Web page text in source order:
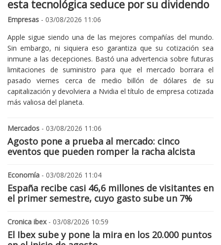
esta tecnológica seduce por su dividendo
Empresas - 03/08/2026 11:06
Apple sigue siendo una de las mejores compañías del mundo.
Sin embargo, ni siquiera eso garantiza que su cotización sea
inmune a las decepciones. Bastó una advertencia sobre futuras
limitaciones de suministro para que el mercado borrara el
pasado viernes cerca de medio billón de dólares de su
capitalización y devolviera a Nvidia el título de empresa cotizada
más valiosa del planeta.
Mercados - 03/08/2026 11:06
Agosto pone a prueba al mercado: cinco
eventos que pueden romper la racha alcista
Economía - 03/08/2026 11:04
España recibe casi 46,6 millones de visitantes en
el primer semestre, cuyo gasto sube un 7%
Cronica ibex- 03/08/2026 10:59
El Ibex sube y pone la mira en los 20.000 puntos